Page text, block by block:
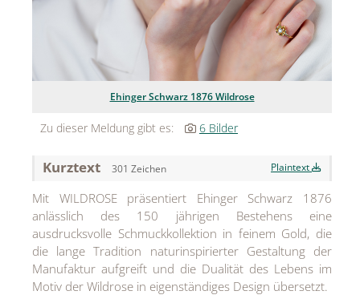
Jean Paul Gaultier
Lindt & Sprüngli
PUIG
Sicheldorfer Heilwasser
TK Maxx
True Co.
Ehinger Schwarz 1876 Wildrose
Zu dieser Meldung gibt es: 6 Bilder
Kurztext 301 Zeichen Plaintext
Mit WILDROSE präsentiert Ehinger Schwarz 1876
anlässlich des 150 jährigen Bestehens eine
ausdrucksvolle Schmuckkollektion in feinem Gold, die
die lange Tradition naturinspirierter Gestaltung der
Manufaktur aufgreift und die Dualität des Lebens im
Motiv der Wildrose in eigenständiges Design übersetzt.